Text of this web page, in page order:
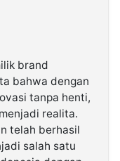
brand
bahwa dengan
tanpa henti,
realita.
telah berhasil
salah satu